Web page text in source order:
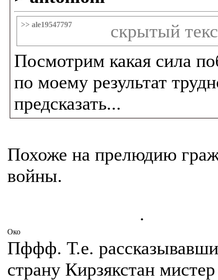
>> ale19547797
скрытый
Посмотрим какая сила
по моему результат
предсказать...
Похоже на прелюдию
войны.
.
Око
Пффф. Т.е.
страну Кирзякстан